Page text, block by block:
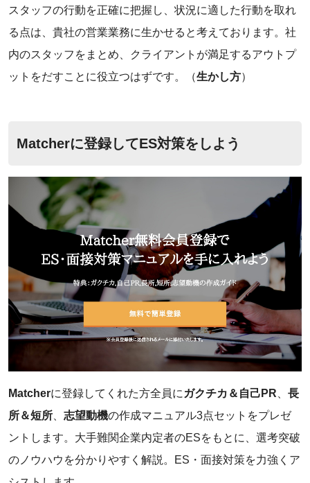
スタッフの行動を正確に把握し、状況に適した行動を取れ
る点は、貴社の営業業務に生かせると考えております。社
内のスタッフをまとめ、クライアントが満足するアウトプ
ットをだすことに役立つはずです。（生かし方）
Matcherに登録してES対策をしよう
Matcherに登録してくれた方全員に ガクチカ＆自己PR
長
所＆短所
志望動機の作成マニュアル3点セットをプレゼ
ントします。大手難関企業内定者のESをもとに、選考突破
のノウハウを分かりやすく解説。ES・面接対策を力強くア